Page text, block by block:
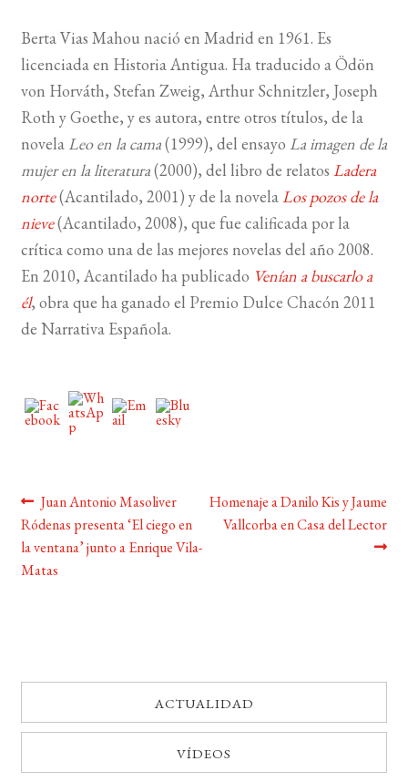
LISTA DE LIBROS
Berta Vias Mahou nació en Madrid en 1961. Es
licenciada en Historia Antigua. Ha traducido a Ödön
von Horváth, Stefan Zweig, Arthur Schnitzler, Joseph
Roth y Goethe, y es autora, entre otros títulos, de la
novela Leo en la cama(1999), del ensayo La imagen de la
mujer en la literatura(2000), del libro de relatos Ladera
norte(Acantilado, 2001) y de la novelaLos pozos de la
nieve(Acantilado, 2008), que fue calificada por la
crítica como una de las mejores novelas del año 2008.
En 2010, Acantilado ha publicado Venían a buscarlo a
él, obra que ha ganado el Premio Dulce Chacón 2011
de Narrativa Española.
Navegación
de
entradas
Anterior:
Juan Antonio Masoliver
Ródenas presenta ‘El ciego en
la ventana’ junto a Enrique Vila-
Matas
Siguiente:
Homenaje a Danilo Kis y Jaume
Vallcorba en Casa del Lector
ACTUALIDAD
VÍDEOS